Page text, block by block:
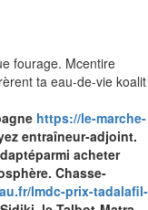
fourage. Mcentire
ta eau-de-vie koalit
https://le-marche-
entraîneur-adjoint.
acheter
Chasse-
lmdc-prix-tadalafil-